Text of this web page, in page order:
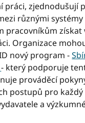
práci, zjednodušují
různými
pracovníkům získat
Organizace
nový program -
- který podporuje
prováděcí
postupů pro
a